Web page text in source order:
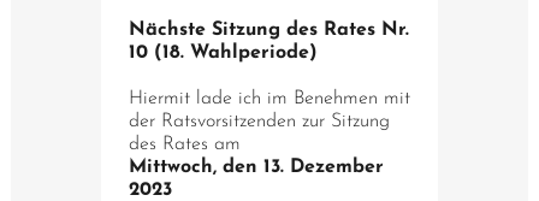
Nächste Sitzung des Rates Nr.
10 (18. Wahlperiode)
Hiermit lade ich im Benehmen mit
der Ratsvorsitzenden zur Sitzung
des Rates am
Mittwoch, den 13. Dezember
2023